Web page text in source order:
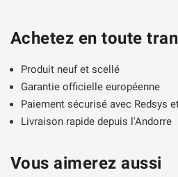
Achetez en toute
Produit neuf et scellé
Garantie officielle européenne
Paiement sécurisé avec Redsys
Livraison rapide depuis l'Andorre
Vous aimerez aussi